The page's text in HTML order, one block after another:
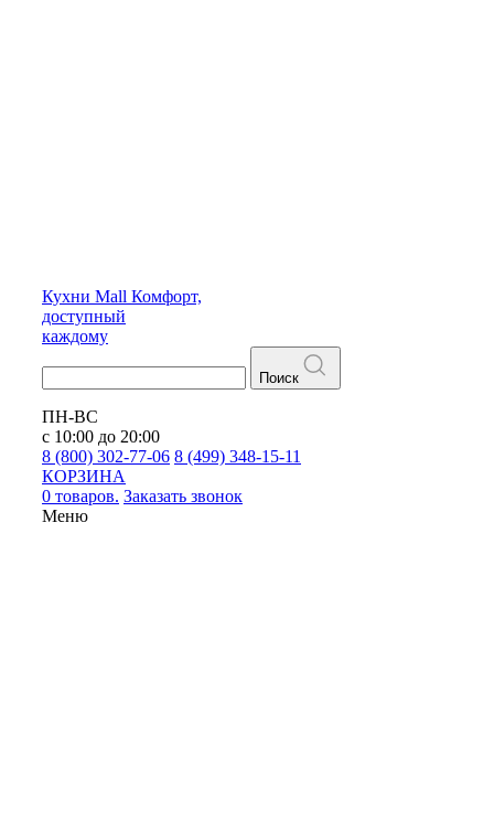
Кухни Mall Комфорт,
доступный
каждому
Поиск
ПН-ВС
с 10:00 до 20:00
8 (800) 302-77-06 8 (499) 348-15-11
КОРЗИНА
0 товаров. Заказать звонок
Меню